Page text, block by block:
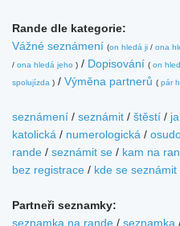
Rande dle kategorie:
Vážné seznámení (on hledá ji / ona
/ ona hledá jeho ) / Dopisování ( on
spolujízda ) / Výměna partnerů ( pár
seznámení / seznámit / štěstí /
katolická / numerologická /
rande / seznámit se / kam na
bez registrace / kde se seznámit
Partneři seznamky:
seznamka na rande / seznamka